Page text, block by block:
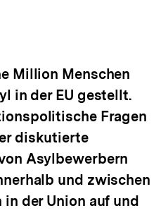
Million Menschen
in der EU gestellt.
Fragen
diskutierte
Asylbewerbern
und zwischen
der Union auf und